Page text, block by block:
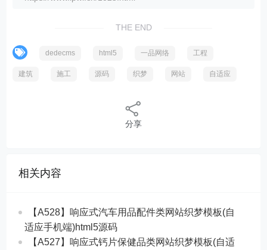
THE END
dedecms html5 一品网络 工程
建筑 施工 源码 织梦 网站 自适应
分享
相关内容
【A528】响应式汽车用品配件类网站织梦模板(自
适应手机端)html5源码
【A527】响应式钙片保健品类网站织梦模板(自适